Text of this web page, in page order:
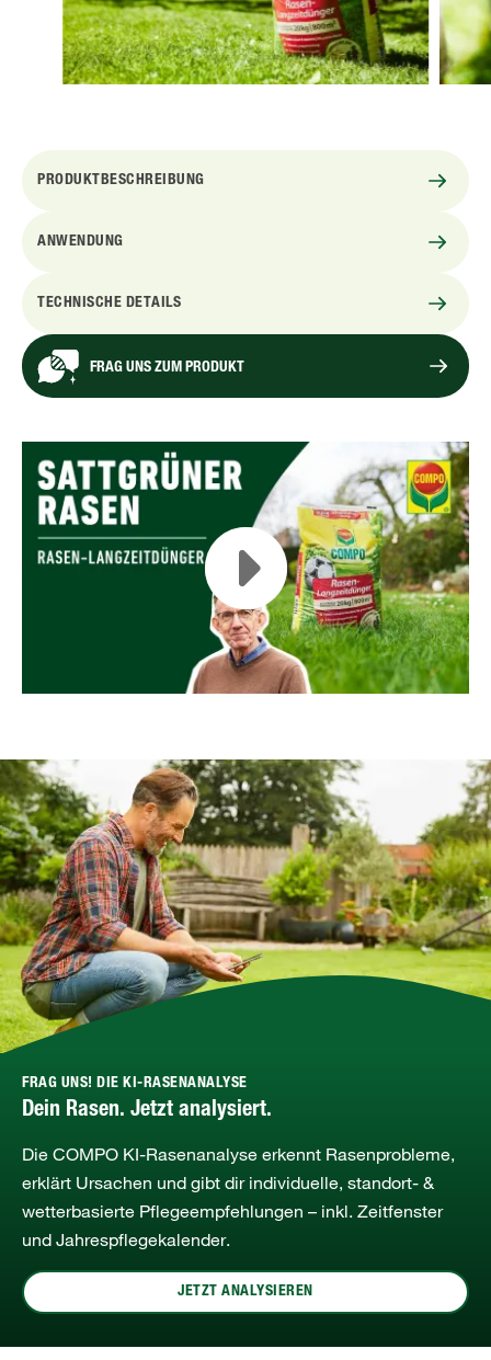
PRODUKTBESCHREIBUNG
ANWENDUNG
TECHNISCHE DETAILS
FRAG UNS ZUM PRODUKT
FRAG UNS! DIE KI-RASENANALYSE
Dein Rasen. Jetzt analysiert.
Die COMPO KI‑Rasenanalyse erkennt Rasenprobleme,
erklärt Ursachen und gibt dir individuelle, standort‑ &
wetterbasierte Pflegeempfehlungen – inkl. Zeitfenster
und Jahrespflegekalender.
JETZT ANALYSIEREN